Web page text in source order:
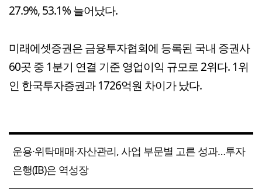
27.9%, 53.1% 늘어났다.
미래에셋증권은 금융투자협회에 등록된 국내 증권사
60곳 중 1분기 연결 기준 영업이익 규모로 2위다. 1위
인 한국투자증권과 1726억원 차이가 났다.
운용·위탁매매·자산관리, 사업 부문별 고른 성과…투자
은행(IB)은 역성장